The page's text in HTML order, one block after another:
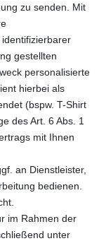
zu senden. Mit
gestellten
personalisierte
hierbei als
(bspw. T-Shirt
des Art. 6 Abs. 1
mit Ihnen
an Dienstleister,
bedienen.
im Rahmen der
unter